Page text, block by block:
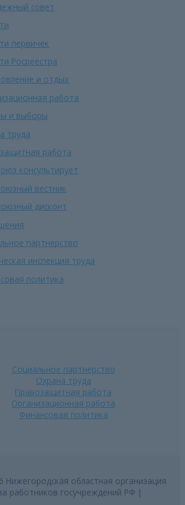
совет
первичек
Росреестра
и отдых
работа
и выборы
труда
работа
консультирует
вестник
дисконт
партнерство
инспекция труда
политика
Социальное партнерство
Охрана труда
Правозащитная работа
Организационная работа
Финансовая политика
Нижегородская областная организация
работников госучреждений РФ |